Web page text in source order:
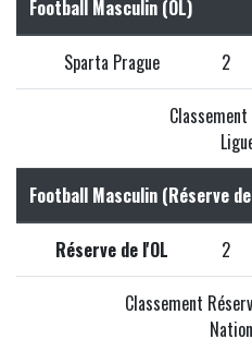
Football Masculin (OL)
Sparta Prague 2
Football Masculin (Réserve
Réserve de l'OL 2
Classement